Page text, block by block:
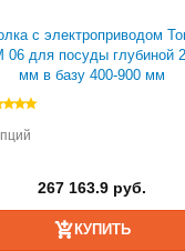
с электроприводом
06 для посуды глубиной
мм в базу 400-900 мм
267 163.9 руб.
КУПИТЬ